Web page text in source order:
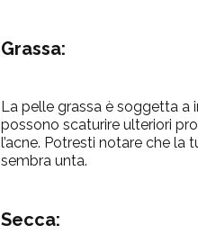
Grassa:
La pelle grassa è soggetta a
possono scaturire ulteriori
l’acne. Potresti notare che la
sembra unta.
Secca: